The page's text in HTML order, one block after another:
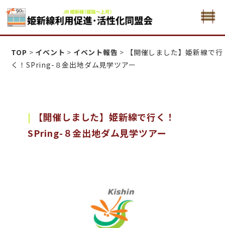
姫新線利用促進活性化・同盟会
TOP > イベント > イベント報告 >
【開催しました】姫新線で行
く！SPring-８金出地ダム見学ツアー
【開催しました】姫新線で行く！
SPring-８金出地ダム見学ツアー